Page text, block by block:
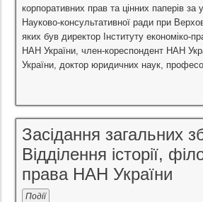
корпоративних прав та цінних паперів за
Науково-консультативної ради при
яких був директор Інституту економіко-
НАН України, член-кореспондент НАН
України, доктор юридичних наук,
Засідання загальних
Відділення історії,
права НАН України
Події